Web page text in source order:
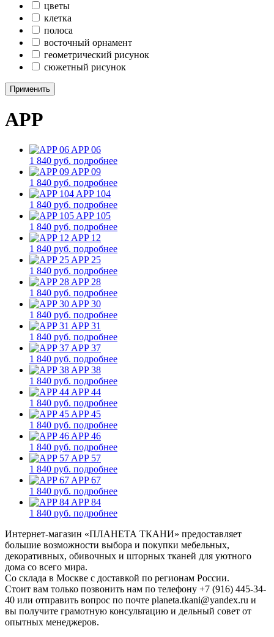
цветы
клетка
полоса
восточный орнамент
геометрический рисунок
сюжетный рисунок
Применить
APP
APP 06
1 840 руб. подробнее
APP 09
1 840 руб. подробнее
APP 104
1 840 руб. подробнее
APP 105
1 840 руб. подробнее
APP 12
1 840 руб. подробнее
APP 25
1 840 руб. подробнее
APP 28
1 840 руб. подробнее
APP 30
1 840 руб. подробнее
APP 31
1 840 руб. подробнее
APP 37
1 840 руб. подробнее
APP 38
1 840 руб. подробнее
APP 44
1 840 руб. подробнее
APP 45
1 840 руб. подробнее
APP 46
1 840 руб. подробнее
APP 57
1 840 руб. подробнее
APP 67
1 840 руб. подробнее
APP 84
1 840 руб. подробнее
Интернет-магазин «ПЛАНЕТА ТКАНИ» предоставляет
большие возможности выбора и покупки мебельных,
декоративных, обивочных и шторных тканей для уютного
дома со всего мира.
Со склада в Москве с доставкой по регионам России.
Стоит вам только позвонить нам по телефону +7 (916) 445-34-
40 или отправить вопрос по почте planeta.tkani@yandex.ru и
вы получите грамотную консультацию и дельный совет от
опытных менеджеров.